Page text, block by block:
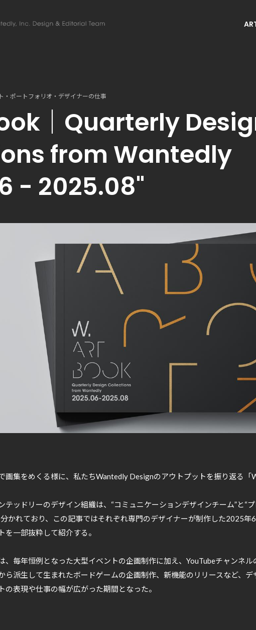
・ポートフォリオ・デザイナーの仕事
｜Quarterly
from Wantedly
- 2025.08"
画集をめくる様に、私たちWantedly Designのアウトプットを振り返る「
テッドリーのデザイン組織は、“コミュニケーションデザインチーム”と“
分かれており、この記事ではそれぞれ専門のデザイナーが制作した2025年
を一部抜粋して紹介する。
、毎年恒例となった大型イベントの企画制作に加え、YouTubeチャンネル
ら派生して生まれたボードゲームの企画制作、新機能のリリースなど、
の表現や仕事の幅が広がった期間となった。